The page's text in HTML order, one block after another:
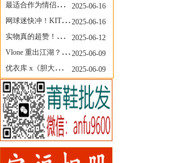
最适合作为情侣鞋的New Balance 1906 Loafer出现了！
2025-06-16
网球迷快冲！KITH x Wilson 限量球拍太会设计了
2025-06-16
实物真的超赞！NB 新款 2010 新配色
2025-06-12
Vlone 重出江湖？突然又要联名，谁能想到！
2025-06-09
优衣库 x《胆大党》新品公布，第二季联动周边来了！
2025-06-09